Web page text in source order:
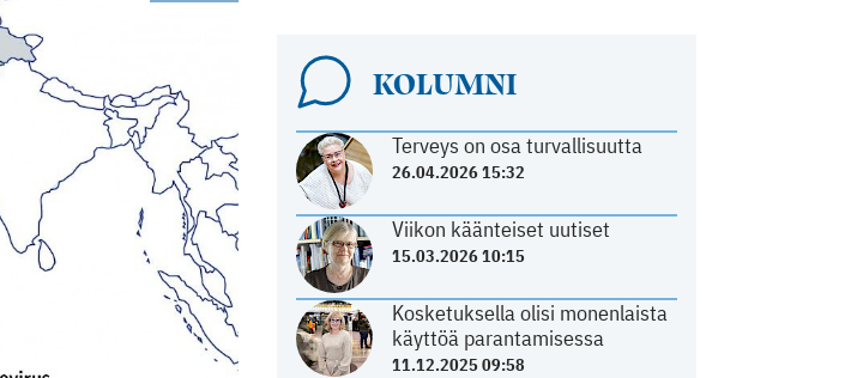
KOLUMNI
Terveys on osa turvallisuutta
26.04.2026 15:32
Viikon käänteiset uutiset
15.03.2026 10:15
Kosketuksella olisi monenlaista
käyttöä parantamisessa
11.12.2025 09:58